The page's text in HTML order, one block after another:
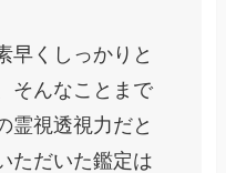
早くしっかりと
そんなことまで
霊視透視力だと
ただいた鑑定は